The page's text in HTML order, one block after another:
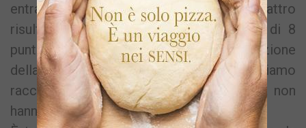
entrambe, ma la Frattese arriva da quattro
risultati utili consecutivi con un bottino di 8
punti conquistati su 12 totali. La situazione
della Puteolana è ben diversa, l’abbiamo
raccontata con i numeri, che per fortuna non
hanno sempre ragione.